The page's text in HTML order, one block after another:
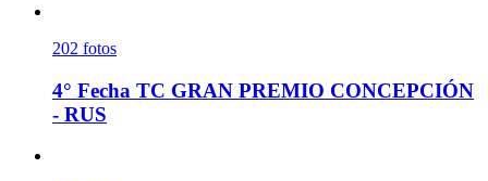
202 fotos
4° Fecha TC GRAN PREMIO CONCEPCIÓN
- RUS